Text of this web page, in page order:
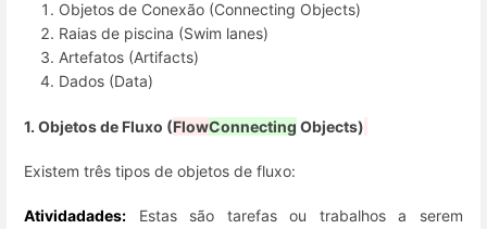
Objetos de Conexão (Connecting Objects)
Raias de piscina (Swim lanes)
Artefatos (Artifacts)
Dados (Data)
1. Objetos de Fluxo (FlowConnecting Objects)
Existem três tipos de objetos de fluxo:
Atividadades: Estas são tarefas ou trabalhos a serem